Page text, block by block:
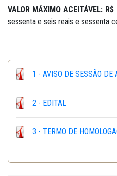
VALOR MÁXIMO ACEITÁVEL: R$
sessenta e seis reais e sessenta
1 - AVISO DE SESSÃO DE
2 - EDITAL
3 - TERMO DE